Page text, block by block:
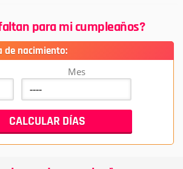
para mi cumpleaños?
de nacimiento:
Mes